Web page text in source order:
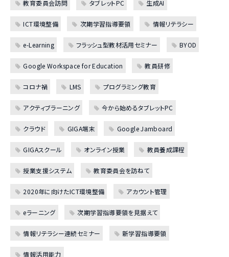
教育委員会訪問 タブレットPC 生成AI
ICT環境整備 次期学習指導要領 情報リテラシー
e-Learning フラッシュ型教材活用セミナー BYOD
Google Workspace for Education 教員研修
コロナ禍 LMS プログラミング教育
アクティブラーニング 今から始めるタブレットPC
クラウド GIGA端末 Google Jamboard
GIGAスクール オンライン授業 教員養成課程
授業支援システム 教育委員会を訪ねて
2020年に向けたICT環境整備 アカウント管理
eラーニング 次期学習指導要領を見据えて
情報リテラシー連続セミナー 新学習指導要領
情報活用能力